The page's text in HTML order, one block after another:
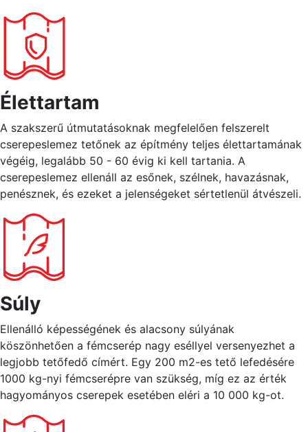
Élettartam
A szakszerű útmutatásoknak megfelelően felszerelt
cserepeslemez tetőnek az építmény teljes élettartamának
végéig, legalább 50 - 60 évig ki kell tartania. A
cserepeslemez ellenáll az esőnek, szélnek, havazásnak,
penésznek, és ezeket a jelenségeket sértetlenül átvészeli.
Súly
Ellenálló képességének és alacsony súlyának
köszönhetően a fémcserép nagy eséllyel versenyezhet a
legjobb tetőfedő címért. Egy 200 m2-es tető lefedésére
1000 kg-nyi fémcserépre van szükség, míg ez az érték
hagyományos cserepek esetében eléri a 10 000 kg-ot.